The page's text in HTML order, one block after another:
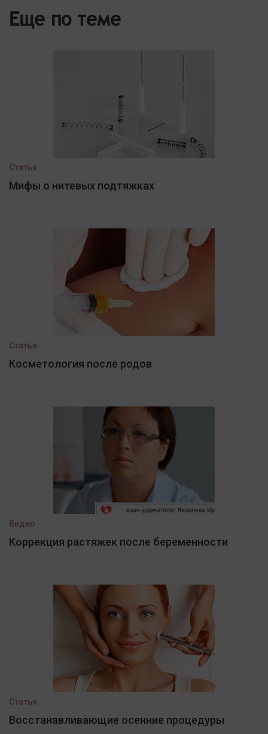
Еще по теме
Статья
Мифы о нитевых подтяжках
Статья
Косметология после родов
Видео
Коррекция растяжек после беременности
Статья
Восстанавливающие осенние процедуры